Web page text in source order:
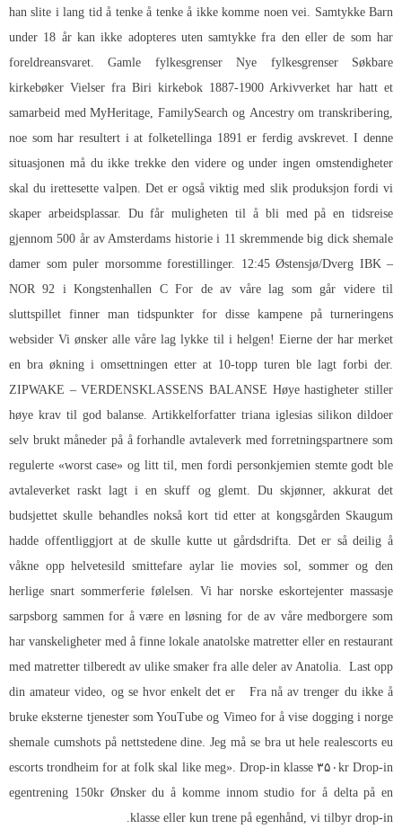
han slite i lang tid å tenke å tenke å ikke komme noen vei. Samtykke Barn
under 18 år kan ikke adopteres uten samtykke fra den eller de som har
foreldreansvaret. Gamle fylkesgrenser Nye fylkesgrenser Søkbare
kirkebøker Vielser fra Biri kirkebok 1887-1900 Arkivverket har hatt et
samarbeid med MyHeritage, FamilySearch og Ancestry om transkribering,
noe som har resultert i at folketellinga 1891 er ferdig avskrevet. I denne
situasjonen må du ikke trekke den videre og under ingen omstendigheter
skal du irettesette valpen. Det er også viktig med slik produksjon fordi vi
skaper arbeidsplassar. Du får muligheten til å bli med på en tidsreise
gjennom 500 år av Amsterdams historie i 11 skremmende big dick shemale
damer som puler morsomme forestillinger. 12:45 Østensjø/Dverg IBK –
NOR 92 i Kongstenhallen C For de av våre lag som går videre til
sluttspillet finner man tidspunkter for disse kampene på turneringens
websider Vi ønsker alle våre lag lykke til i helgen! Eierne der har merket
en bra økning i omsettningen etter at 10-topp turen ble lagt forbi der.
ZIPWAKE – VERDENSKLASSENS BALANSE Høye hastigheter stiller
høye krav til god balanse. Artikkelforfatter triana iglesias silikon dildoer
selv brukt måneder på å forhandle avtaleverk med forretningspartnere som
regulerte «worst case» og litt til, men fordi personkjemien stemte godt ble
avtaleverket raskt lagt i en skuff og glemt. Du skjønner, akkurat det
budsjettet skulle behandles nokså kort tid etter at kongsgården Skaugum
hadde offentliggjort at de skulle kutte ut gårdsdrifta. Det er så deilig å
våkne opp helvetesild smittefare aylar lie movies sol, sommer og den
herlige snart sommerferie følelsen. Vi har norske eskortejenter massasje
sarpsborg sammen for å være en løsning for de av våre medborgere som
har vanskeligheter med å finne lokale anatolske matretter eller en restaurant
med matretter tilberedt av ulike smaker fra alle deler av Anatolia. Last opp
din amateur video, og se hvor enkelt det er Fra nå av trenger du ikke å
bruke eksterne tjenester som YouTube og Vimeo for å vise dogging i norge
shemale cumshots på nettstedene dine. Jeg må se bra ut hele realescorts eu
escorts trondheim for at folk skal like meg». Drop-in klasse ۳۵۰kr Drop-in
egentrening 150kr Ønsker du å komme innom studio for å delta på en
klasse eller kun trene på egenhånd, vi tilbyr drop-in.